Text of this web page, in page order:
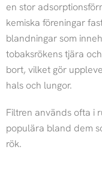
en stor
kemiska föreningar
blandningar som
tobaksrökens tjära
bort, vilket gör
hals och lungor.
Filtren används ofta i
populära bland dem
rök.